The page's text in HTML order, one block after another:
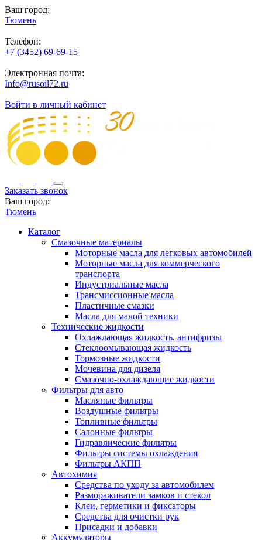
Ваш город:
Тюмень
Телефон:
+7 (3452) 69-69-15
Электронная почта:
Info@rusoil72.ru
Войти в личный кабинет
Заказать звонок
Ваш город:
Тюмень
Каталог
Смазочные материалы
Моторные масла для легковых автомобилей
Моторные масла для коммерческого
транспорта
Индустриальные масла
Трансмиссионные масла
Пластичные смазки
Масла для малой техники
Технические жидкости
Охлаждающая жидкость, антифризы
Стеклоомывающая жидкость
Тормозные жидкости
Мочевина для дизеля
Смазочно-охлаждающие жидкости
Фильтры для авто
Масляные фильтры
Воздушные фильтры
Топливные фильтры
Салонные фильтры
Гидравлические фильтры
Фильтры системы охлаждения
Фильтры АКПП
Автохимия
Средства по уходу за автомобилем
Размораживатели замков и стекол
Клеи, герметики и фиксаторы
Средства для очистки рук
Присадки и добавки
Аккумуляторы